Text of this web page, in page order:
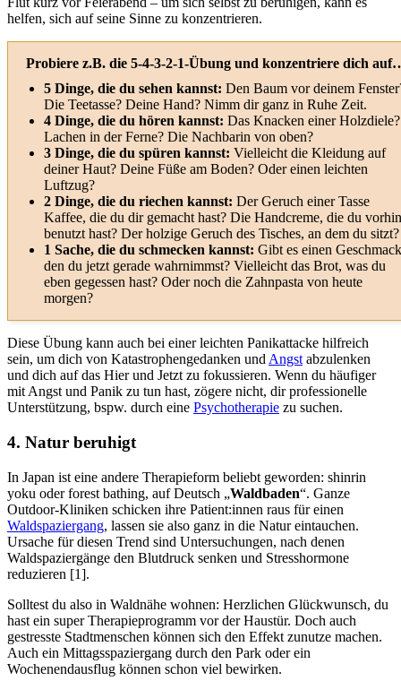
helfen, sich auf seine Sinne zu konzentrieren.
Probiere z.B. die 5-4-3-2-1-Übung und konzentriere dich
5 Dinge, die du sehen kannst: Den Baum vor deinem
Die Teetasse? Deine Hand? Nimm dir ganz in Ruhe Zeit.
4 Dinge, die du hören kannst: Das Knacken einer Holzdiele?
Lachen in der Ferne? Die Nachbarin von oben?
3 Dinge, die du spüren kannst: Vielleicht die Kleidung auf
deiner Haut? Deine Füße am Boden? Oder einen leichten
Luftzug?
2 Dinge, die du riechen kannst: Der Geruch einer Tasse
Kaffee, die du dir gemacht hast? Die Handcreme, die du vorhin
benutzt hast? Der holzige Geruch des Tisches, an dem du sitzt?
1 Sache, die du schmecken kannst: Gibt es einen
den du jetzt gerade wahrnimmst? Vielleicht das Brot, was du
eben gegessen hast? Oder noch die Zahnpasta von heute
morgen?
Diese Übung kann auch bei einer leichten Panikattacke hilfreich
sein, um dich von Katastrophengedanken und Angst abzulenken
und dich auf das Hier und Jetzt zu fokussieren. Wenn du häufiger
mit Angst und Panik zu tun hast, zögere nicht, dir professionelle
Unterstützung, bspw. durch eine Psychotherapie zu suchen.
4. Natur beruhigt
In Japan ist eine andere Therapieform beliebt geworden: shinrin
yoku oder forest bathing, auf Deutsch „Waldbaden“. Ganze
Outdoor-Kliniken schicken ihre Patient:innen raus für einen
Waldspaziergang, lassen sie also ganz in die Natur eintauchen.
Ursache für diesen Trend sind Untersuchungen, nach denen
Waldspaziergänge den Blutdruck senken und Stresshormone
reduzieren [1].
Solltest du also in Waldnähe wohnen: Herzlichen Glückwunsch, du
hast ein super Therapieprogramm vor der Haustür. Doch auch
gestresste Stadtmenschen können sich den Effekt zunutze machen.
Auch ein Mittagsspaziergang durch den Park oder ein
Wochenendausflug können schon viel bewirken.